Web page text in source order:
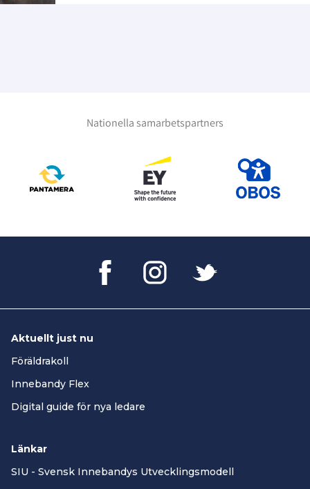
Nationella samarbetspartners
Aktuellt just nu
Föräldrakoll
Innebandy Flex
Digital guide för nya ledare
Länkar
SIU - Svensk Innebandys Utvecklingsmodell